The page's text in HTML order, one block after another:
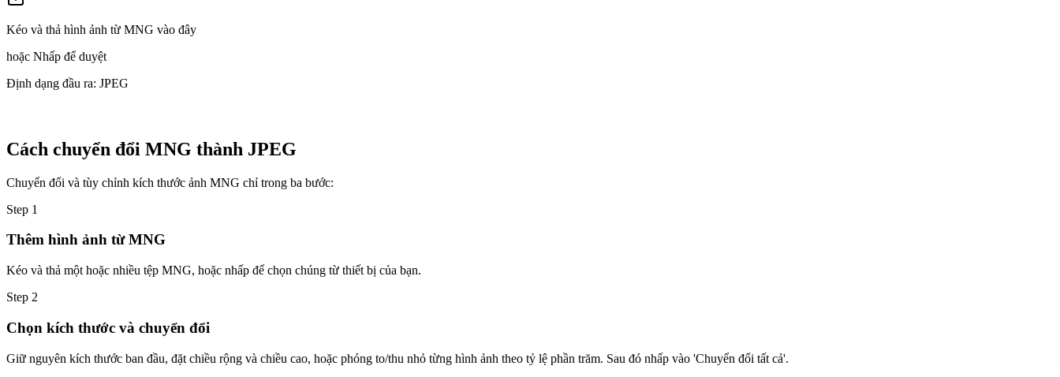
Kéo và thả hình ảnh từ MNG vào đây
hoặc Nhấp để duyệt
Định dạng đầu ra: JPEG
Cách chuyển đổi MNG thành JPEG
Chuyển đổi và tùy chỉnh kích thước ảnh MNG chỉ trong ba bước:
Step 1
Thêm hình ảnh từ MNG
Kéo và thả một hoặc nhiều tệp MNG, hoặc nhấp để chọn chúng từ thiết bị của bạn.
Step 2
Chọn kích thước và chuyển đổi
Giữ nguyên kích thước ban đầu, đặt chiều rộng và chiều cao, hoặc phóng to/thu nhỏ từng hình ảnh theo tỷ lệ phần trăm. Sau đó nhấp vào 'Chuyển đổi tất cả'.